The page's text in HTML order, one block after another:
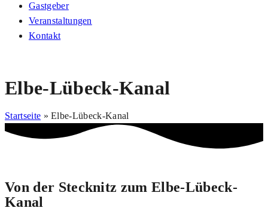
Gastgeber
Veranstaltungen
Kontakt
Elbe-Lübeck-Kanal
Startseite »Elbe-Lübeck-Kanal
Von der Stecknitz zum Elbe-Lübeck-
Kanal